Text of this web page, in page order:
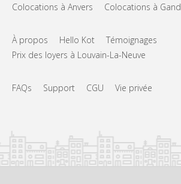
Colocations à Anvers
Colocations à Gand
À propos Hello Kot
Témoignages
Prix des loyers à Louvain-La-Neuve
FAQs Support CGU Vie privée